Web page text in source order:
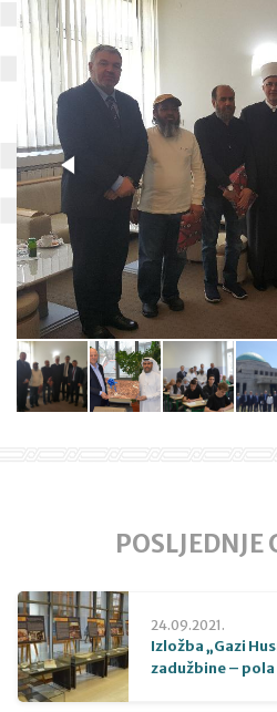
POSLJEDNJE
24.09.2021.
Izložba „Gazi
zadužbine –